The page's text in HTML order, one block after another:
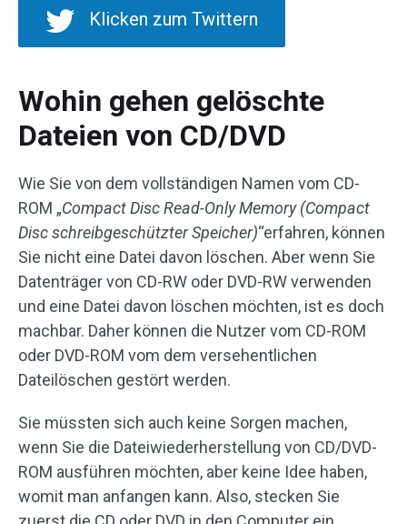
Klicken zum Twittern
Wohin gehen gelöschte
Dateien von CD/DVD
Wie Sie von dem vollständigen Namen vom CD-
ROM „Compact Disc Read-Only Memory (Compact
Disc schreibgeschützter Speicher)“erfahren, können
Sie nicht eine Datei davon löschen. Aber wenn Sie
Datenträger von CD-RW oder DVD-RW verwenden
und eine Datei davon löschen möchten, ist es doch
machbar. Daher können die Nutzer vom CD-ROM
oder DVD-ROM vom dem versehentlichen
Dateilöschen gestört werden.
Sie müssten sich auch keine Sorgen machen,
wenn Sie die Dateiwiederherstellung von CD/DVD-
ROM ausführen möchten, aber keine Idee haben,
womit man anfangen kann. Also, stecken Sie